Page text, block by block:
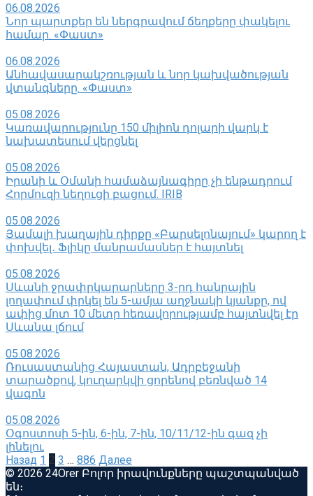
06.08.2026
Նոր պարտքեր են ներգրավում ճեղքերը փակելու
համար. «Փաստ»
06.08.2026
Անհավասարակշռության և նոր կախվածության
վտանգները. «Փաստ»
05.08.2026
Կառավարությունը 150 միլիոն դոլարի վարկ է
նախատեսում վերցնել
05.08.2026
Իրանի և Օմանի համաձայնագիրը չի ենթադրում
Հորմուզի նեղուցի բացում. IRIB
05.08.2026
Յամալի խաղային դիրքը «Բարսելոնայում» կարող է
փոխվել․ Ֆլիկը մանրամասներ է հայտնել
05.08.2026
Սևանի ջրափրկարարները 3-րդ հանրային
լողափում փրկել են 5-ամյա աղջնակի կյանքը, ով
ափից մոտ 10 մետր հեռավորությամբ հայտնվել էր
Սևանա լճում
05.08.2026
Ռուսաստանից Հայաստան, Ադրբեջանի
տարածքով, կուղարկվի ցորենով բեռնված 14
վագոն
05.08.2026
Օգոստոսի 5-ին, 6-ին, 7-ին, 10/11/12-ին գազ չի
լինելու
Пагинация
записей
Назад 1 2 3 … 886 Далее
© 2026 24Orer Բոլոր իրավունքները պաշտպանված
են։